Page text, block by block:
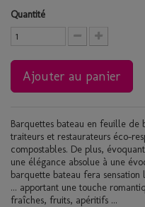
Quantité
Ajouter au panier
Barquettes bateau en feuille de
traiteurs et restaurateurs éco-
compostables. De plus,
une élégance absolue à une
barquette bateau fera
... apportant une touche
fraîches, fruits, apéritifs ...